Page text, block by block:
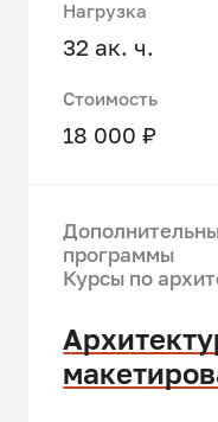
Нагрузка
32 ак. ч.
Стоимость
18 000 ₽
программы
Курсы по